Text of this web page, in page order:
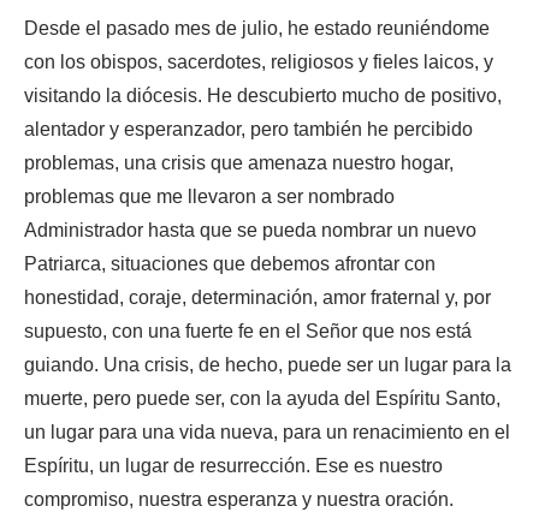
Desde el pasado mes de julio, he estado reuniéndome
con los obispos, sacerdotes, religiosos y fieles laicos, y
visitando la diócesis. He descubierto mucho de positivo,
alentador y esperanzador, pero también he percibido
problemas, una crisis que amenaza nuestro hogar,
problemas que me llevaron a ser nombrado
Administrador hasta que se pueda nombrar un nuevo
Patriarca, situaciones que debemos afrontar con
honestidad, coraje, determinación, amor fraternal y, por
supuesto, con una fuerte fe en el Señor que nos está
guiando. Una crisis, de hecho, puede ser un lugar para la
muerte, pero puede ser, con la ayuda del Espíritu Santo,
un lugar para una vida nueva, para un renacimiento en el
Espíritu, un lugar de resurrección. Ese es nuestro
compromiso, nuestra esperanza y nuestra oración.